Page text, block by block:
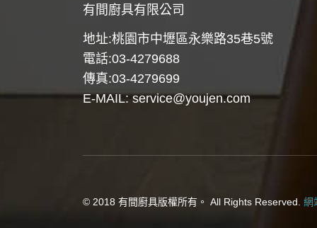
有間廚具有限公司
地址:桃園市中壢區永樂路35巷5號
電話:03-4279688
傳真:03-4279699
E-MAIL:service@youjen.com
© 2018 有間廚具版權所有。 All Rights Reserved. 網